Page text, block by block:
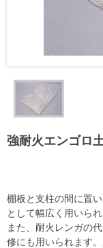
強耐火エンゴロ
棚板と支柱の間に置
として幅広く用いら
また、耐火レンガの
修にも用いられます